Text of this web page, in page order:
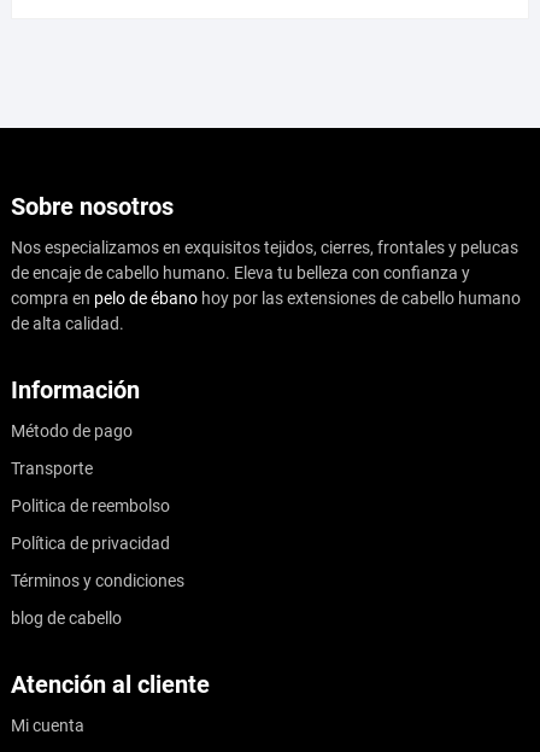
Sobre nosotros
Nos especializamos en exquisitos tejidos, cierres, frontales y pelucas
de encaje de cabello humano. Eleva tu belleza con confianza y
compra en pelo de ébanohoy por las extensiones de cabello humano
de alta calidad.
Información
Método de pago
Transporte
Politica de reembolso
Política de privacidad
Términos y condiciones
blog de cabello
Atención al cliente
Mi cuenta